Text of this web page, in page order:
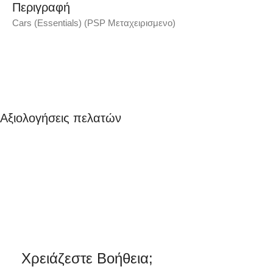
Περιγραφή
Cars (Essentials) (PSP Μεταχειρισμενο)
Αξιολογήσεις πελατών
Χρειάζεστε Βοήθεια;